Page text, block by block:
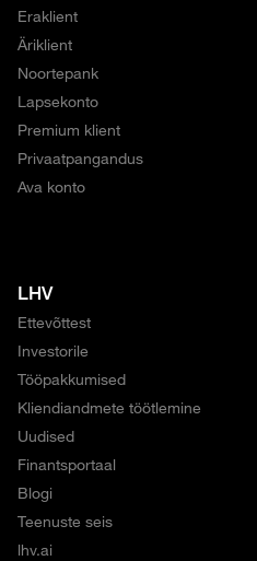
Eraklient
Äriklient
Noortepank
Lapsekonto
Premium klient
Privaatpangandus
Ava konto
LHV
Ettevõttest
Investorile
Tööpakkumised
Kliendiandmete töötlemine
Uudised
Finantsportaal
Blogi
Teenuste seis
lhv.ai